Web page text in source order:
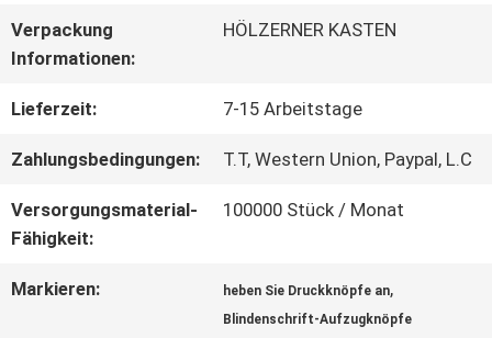
QUALITÄTSKONTROLLE
TRETEN
MIT
UNS
Verpackung
Informationen:
HÖLZERNER KASTEN
Lieferzeit: 7-15 Arbeitstage
Zahlungsbedingungen: T.T, Western Union, Paypal, L.C
Versorgungsmaterial-
Fähigkeit:
100000 Stück / Monat
Markieren: heben Sie Druckknöpfe an,
Blindenschrift-Aufzugknöpfe